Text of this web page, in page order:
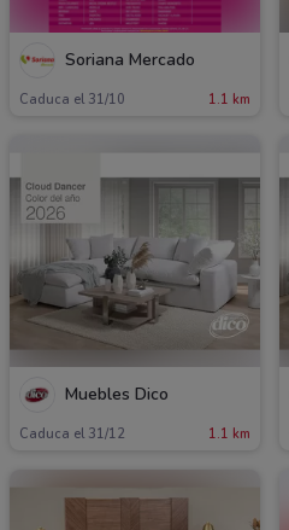
Soriana Mercado
Caduca el 31/10 1.1 km
Muebles Dico
Caduca el 31/12 1.1 km